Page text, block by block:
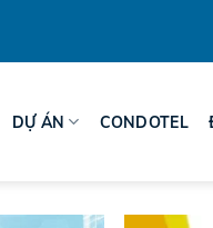
DỰ ÁN CONDOTEL